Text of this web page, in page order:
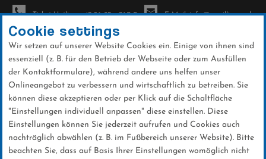
Direkt
zum
Inhalt
Ticket-Hotline: +49 56 32 - 960-0 E-Mail: info@sc-willingen.de
News
Cookie settings
Wir setzen auf unserer Website Cookies ein. Einige von ihnen sind
essenziell (z. B. für den Betrieb der Webseite oder zum Ausfüllen
der Kontaktformulare), während andere uns helfen unser
Onlineangebot zu verbessern und wirtschaftlich zu betreiben. Sie
können diese akzeptieren oder per Klick auf die Schaltfläche
"Einstellungen individuell anpassen" diese einstellen. Diese
Einstellungen können Sie jederzeit aufrufen und Cookies auch
nachträglich abwählen (z. B. im Fußbereich unserer Website). Bitte
beachten Sie, dass auf Basis Ihrer Einstellungen womöglich nicht